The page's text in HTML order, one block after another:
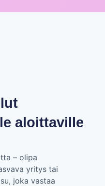
aloittaville
– olipa
yritys tai
joka vastaa